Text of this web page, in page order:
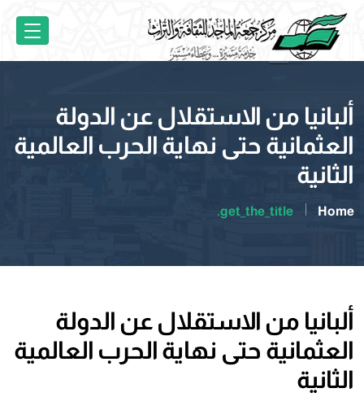
ألبانيا من الاستقلال عن الدولة
العثمانية حتى نهاية الحرب العالمية
الثانية
Home
get_the_title.
ألبانيا من الاستقلال عن الدولة
العثمانية حتى نهاية الحرب العالمية
الثانية